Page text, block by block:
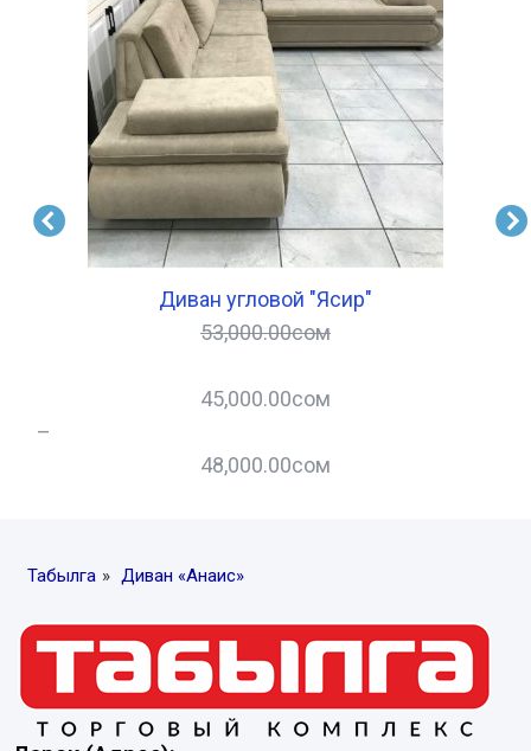
Диван угловой "Ясир"
53,000.00сом
45,000.00сом
–
48,000.00сом
Табылга » Диван «Анаис»